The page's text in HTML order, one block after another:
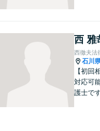
るよう
す。お
ご相談
西 雅
西徹夫法
石川
【初回
対応可
護士で